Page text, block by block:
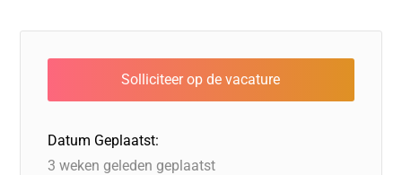
e
b
o
o
k
e
dI
n
er o
d
o
a
d
s
s
A
p
l
Datum Geplaatst:
3 weken geleden geplaatst